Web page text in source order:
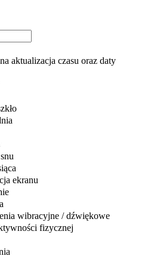
aktualizacja czasu oraz daty
ekranu
wibracyjne / dźwiękowe
fizycznej